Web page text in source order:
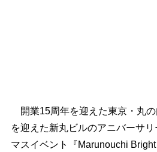
開業15周年を迎えた東京・丸
を迎えた新丸ビルのアニバーサ
マスイベント『Marunouchi